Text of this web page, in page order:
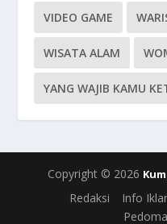
VIDEO GAME
WISATA ALAM
YANG WAJIB KAMU
Copyright © 2026
Redaksi
Info